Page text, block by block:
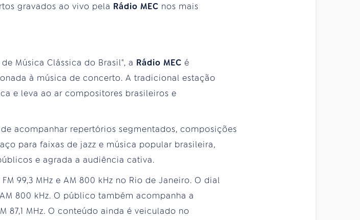
gravados ao vivo pela Rádio MEC nos mais
Música Clássica do Brasil", a Rádio MEC é
à música de concerto. A tradicional estação
e leva ao ar compositores brasileiros e
acompanhar repertórios segmentados, composições
para faixas de jazz e música popular brasileira,
e agrada a audiência cativa.
99,3 MHz e AM 800 kHz no Rio de Janeiro. O dial
800 kHz. O público também acompanha a
87,1 MHz. O conteúdo ainda é veiculado no